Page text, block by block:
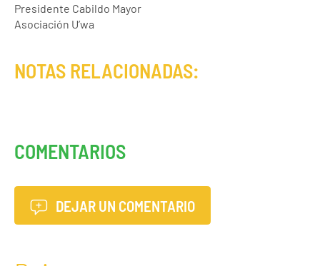
Presidente Cabildo Mayor
Asociación U’wa
NOTAS RELACIONADAS:
COMENTARIOS
DEJAR UN COMENTARIO